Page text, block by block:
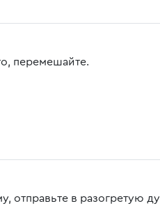
перемешайте.
отправьте в разогретую